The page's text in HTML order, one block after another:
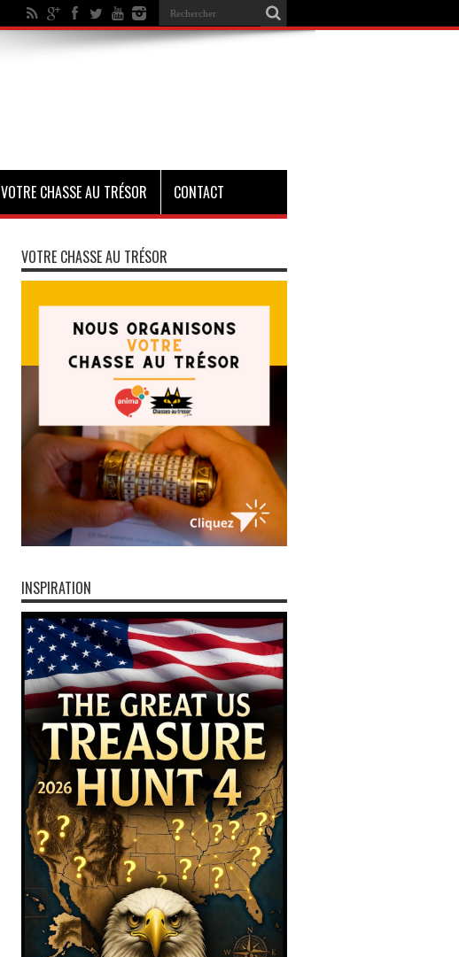
VOTRE CHASSE AU TRÉSOR CONTACT
VOTRE CHASSE AU TRÉSOR
INSPIRATION